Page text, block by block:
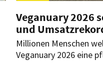
Veganuary 2026
und
Millionen Menschen
Veganuary 2026 eine